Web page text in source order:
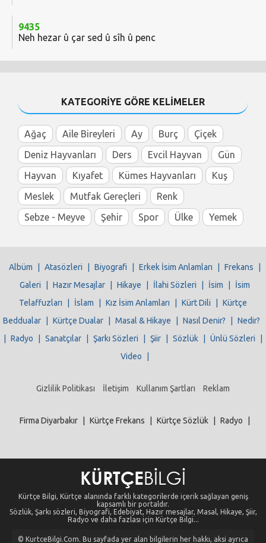
9435
Neh hezar û çar sed û sîh û penc
KATEGORİYE GÖRE KELİMELER
Ağaç Aile Bireyleri Ay Burç
Çiçek
Deniz Hayvanları
Ders Evcil Hayvan
Gün
Hayvan
Kıyafet Kümes Hayvanları
Kuş
Meslek
Mutfak Gereçleri
Renk
Sebze - Meyve
Şehir Spor Ülke Yemek
Albüm Atasözleri Biyografi Erkek İsim Anlamları Frekans
Galeri
Hazır Mesajlar Hikaye İlahi Sözleri İsim
İsim
Telaffuzları
İslam Kız İsim Anlamları Kürt Dili
Kürtçe
Beddualar
Kürtçe Dualar Masal & Hikaye Nasıl Denir?
Nedir?
Radyo Sanatçılar Şarkı Sözleri Şiir Sözlük Ünlü Sözleri
Video
Gizlilik Politikası İletişim Kullanım Şartları Reklam
Firma Diyarbakır Kürtçe Frekans Kürtçe Sözlük Radyo
Kürtçe Bilgi, Kürtçe alanında farklı kategorilerde içerik sağlayan geniş
kapsamlı bir portaldır.
Sözlük, Şarkı sözleri, Biyografi, Edebiyat, Hazır mesajlar, Masal, Hikaye, Şiir,
Radyo ve daha fazlası için Kürtçe Bilgi...
© KurtceBilgi.Com. Bu sayfada yer alan bilgilerin her hakkı, aksi ayrıca